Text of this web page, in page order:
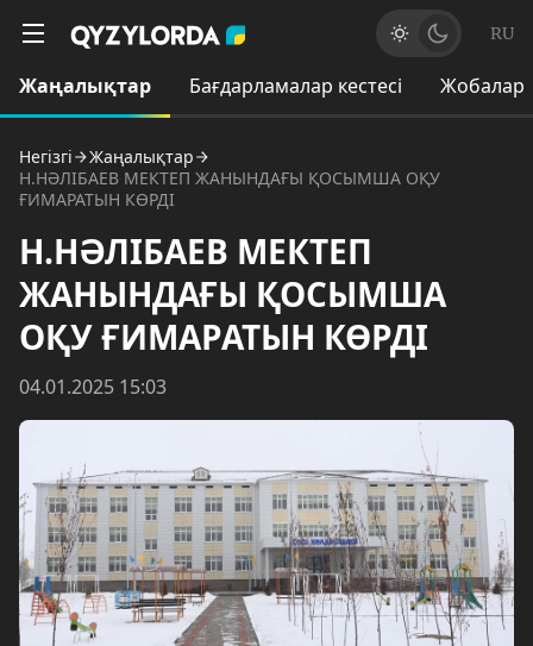
RU
Жаңалықтар Бағдарламалар кестесі Жобалар
Негізгі
Жаңалықтар
Н.НӘЛІБАЕВ МЕКТЕП ЖАНЫНДАҒЫ ҚОСЫМША ОҚУ
ҒИМАРАТЫН КӨРДІ
Н.НӘЛІБАЕВ МЕКТЕП
ЖАНЫНДАҒЫ ҚОСЫМША
ОҚУ ҒИМАРАТЫН КӨРДІ
04.01.2025 15:03